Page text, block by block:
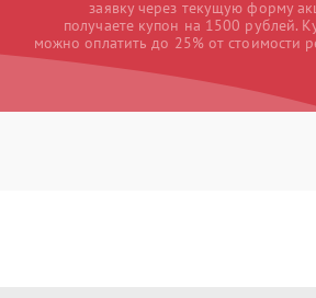
заявку через текущую форму
получаете купон на 1500 рублей.
можно оплатить до 25% от стоимости